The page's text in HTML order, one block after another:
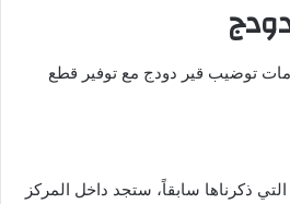
توضيب قير دودج مع توفير قطع
ذكرناها سابقاً، ستجد داخل المركز